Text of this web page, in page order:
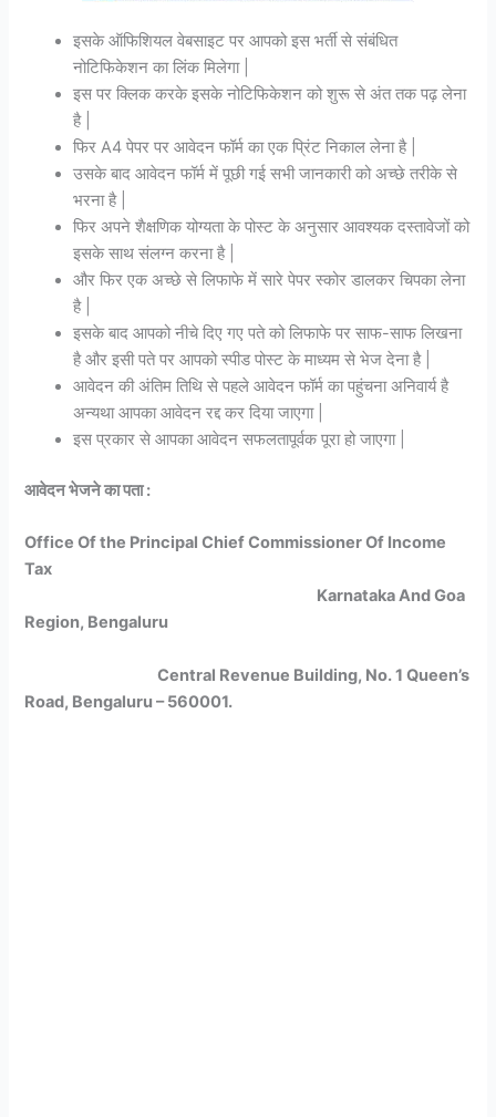
इसके ऑफिशियल वेबसाइट पर आपको इस भर्ती से संबंधित
नोटिफिकेशन का लिंक मिलेगा |
इस पर क्लिक करके इसके नोटिफिकेशन को शुरू से अंत तक पढ़ लेना
है |
फिर A4 पेपर पर आवेदन फॉर्म का एक प्रिंट निकाल लेना है |
उसके बाद आवेदन फॉर्म में पूछी गई सभी जानकारी को अच्छे तरीके से
भरना है |
फिर अपने शैक्षणिक योग्यता के पोस्ट के अनुसार आवश्यक दस्तावेजों को
इसके साथ संलग्न करना है |
और फिर एक अच्छे से लिफाफे में सारे पेपर स्कोर डालकर चिपका लेना
है |
इसके बाद आपको नीचे दिए गए पते को लिफाफे पर साफ-साफ लिखना
है और इसी पते पर आपको स्पीड पोस्ट के माध्यम से भेज देना है |
आवेदन की अंतिम तिथि से पहले आवेदन फॉर्म का पहुंचना अनिवार्य है
अन्यथा आपका आवेदन रद्द कर दिया जाएगा |
इस प्रकार से आपका आवेदन सफलतापूर्वक पूरा हो जाएगा |
आवेदन भेजने का पता :
Office Of the Principal Chief Commissioner Of Income
Tax
Karnataka And Goa
Region, Bengaluru
Central Revenue Building, No. 1 Queen’s
Road, Bengaluru – 560001.